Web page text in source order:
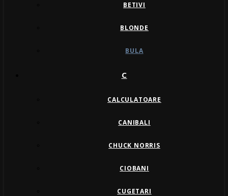
BETIVI
BLONDE
BULA
C
CALCULATOARE
CANIBALI
CHUCK NORRIS
CIOBANI
CUGETARI